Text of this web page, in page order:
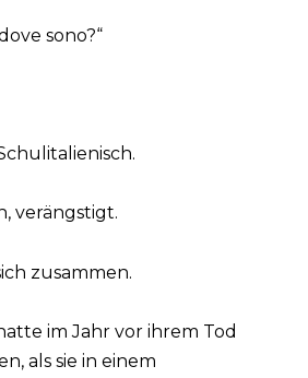
sono?“
verängstigt.
zusammen.
im Jahr vor ihrem Tod
als sie in einem